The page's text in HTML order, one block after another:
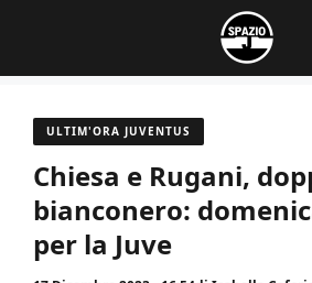
contenuto
ULTIM'ORA JUVENTUS
Chiesa e Rugani,
bianconero:
per la Juve